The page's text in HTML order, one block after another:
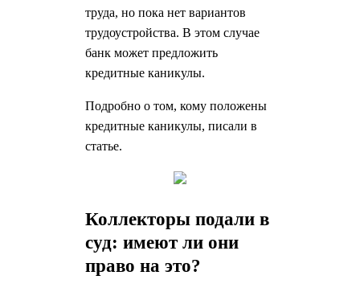
труда, но пока нет вариантов
трудоустройства. В этом случае
банк может предложить
кредитные каникулы.
Подробно о том, кому положены
кредитные каникулы, писали в
статье.
Коллекторы подали в
суд: имеют ли они
право на это?